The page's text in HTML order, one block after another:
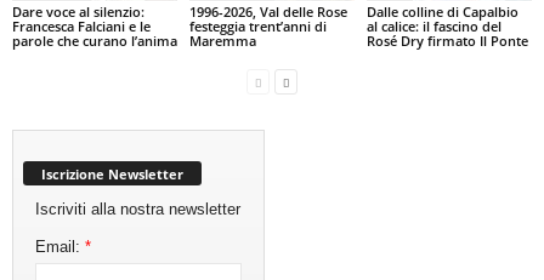
Dare voce al silenzio:
Francesca Falciani e le
parole che curano l’anima
1996-2026, Val delle Rose
festeggia trent’anni di
Maremma
Dalle colline di Capalbio
al calice: il fascino del
Rosé Dry firmato Il Ponte
Iscrizione Newsletter
Iscriviti alla nostra newsletter
Email:*